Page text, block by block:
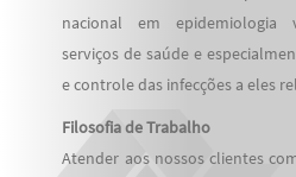
nacional em
serviços de saúde e
e controle das infecções a eles
Filosofia de Trabalho
Atender aos nossos clientes